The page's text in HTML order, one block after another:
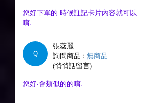
您好下單的 時候註記卡片內容就可以
唷.
Q
張蕊麗
詢問商品 : 無商品
(悄悄話留言)
您好-會類似的的唷.